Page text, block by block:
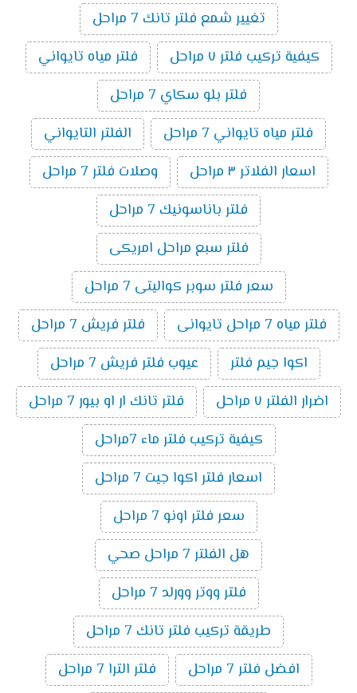
تغيير شمع فلتر تانك 7 مراحل
كيفية تركيب فلتر ٧ مراحل
فلتر مياه تايواني
فلتر بلو سكاي 7 مراحل
فلتر مياه تايواني 7 مراحل
الفلتر التايواني
اسعار الفلاتر ٣ مراحل
وصلات فلتر 7 مراحل
فلتر باناسونيك 7 مراحل
فلتر سبع مراحل امريكى
سعر فلتر سوبر كواليتى 7 مراحل
فلتر مياه 7 مراحل تايوانى
فلتر فريش 7 مراحل
اكوا جيم فلتر
عيوب فلتر فريش 7 مراحل
اضرار الفلتر ٧ مراحل
فلتر تانك ار او بيور 7 مراحل
كيفية تركيب فلتر ماء 7مراحل
اسعار فلتر اكوا جيت 7 مراحل
سعر فلتر اونو 7 مراحل
هل الفلتر 7 مراحل صحي
فلتر ووتر وورلد 7 مراحل
طريقة تركيب فلتر تانك 7 مراحل
افضل فلتر 7 مراحل
فلتر الترا 7 مراحل